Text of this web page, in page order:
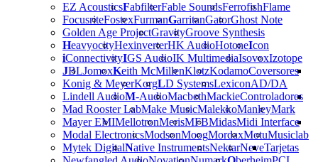
EZ AcousticsFabfilterFable SoundsFerrofishFlame
FocusriteFostexFurmanGarritanGatorGhost Note
Golden Age ProjectGravityGroove Synthesis
HeavyocityHexinverterHK AudioHotoneIcon
iConnectivityIGS AudioIK MultimediaIsovoxIzotope
JBLJomoxKeith McMillenKlotzKodamo
Konig & MeyerKorgLD SystemsLexicon
Lindell AudioM-AudioMacbethMackie
Mad Rooster LabMake MusicMalekkoManleyMark
Mayer EMIMellotronMerisMFBMidas
Modal ElectronicsModsonMoogMordaxMotuMusiclab
Mytek DigitalNative InstrumentsNektarNeve
Coversores
AD/DA
Controladores
Midi Interface
Tarjetas